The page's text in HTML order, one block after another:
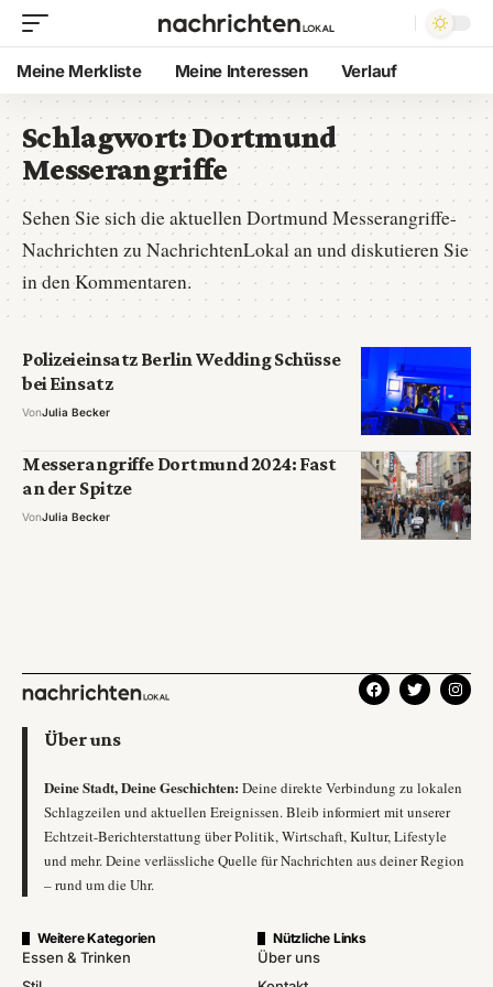
Meine Merkliste Meine Interessen Verlauf
Schlagwort:Dortmund
Messerangriffe
Sehen Sie sich die aktuellen Dortmund Messerangriffe-
Nachrichten zu NachrichtenLokal an und diskutieren Sie
in den Kommentaren.
Polizeieinsatz Berlin Wedding Schüsse
bei Einsatz
VonJulia Becker
Messerangriffe Dortmund 2024: Fast
an der Spitze
VonJulia Becker
Über uns
Deine Stadt, Deine Geschichten: Deine direkte Verbindung zu lokalen
Schlagzeilen und aktuellen Ereignissen. Bleib informiert mit unserer
Echtzeit-Berichterstattung über Politik, Wirtschaft, Kultur, Lifestyle
und mehr. Deine verlässliche Quelle für Nachrichten aus deiner Region
– rund um die Uhr.
Weitere Kategorien
Essen & Trinken
Nützliche Links
Über uns